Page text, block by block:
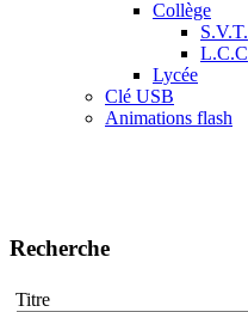
Collège
S.V.T.
L.C.C
Lycée
Clé USB
Animations flash
Recherche
Titre